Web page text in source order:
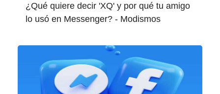
¿Qué quiere decir 'XQ' y por qué tu amigo
lo usó en Messenger? - Modismos